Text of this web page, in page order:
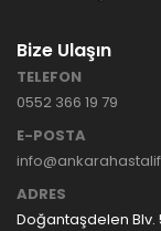
Bize Ulaşın
TELEFON
0552 366 19 79
E-POSTA
ADRES
Doğantaşdelen